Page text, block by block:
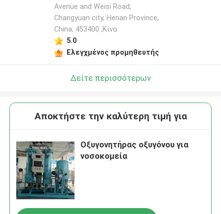
Avenue and Weisi Road,
Changyuan city, Henan Province,
China, 453400 ,Κίνα
5.0
Ελεγχμένος προμηθευτής
Δείτε περισσότερων
Αποκτήστε την καλύτερη τιμή για
Οξυγονητήρας οξυγόνου για
νοσοκομεία